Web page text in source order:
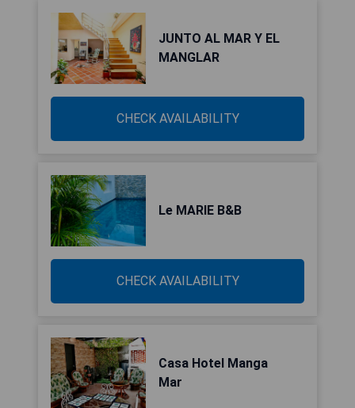
JUNTO AL MAR Y EL
MANGLAR
CHECK AVAILABILITY
Le MARIE B&B
CHECK AVAILABILITY
Casa Hotel Manga
Mar